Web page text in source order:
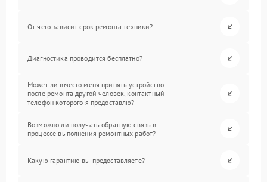
От чего зависит срок ремонта техники?
Диагностика проводится бесплатно?
Может ли вместо меня принять устройство
после ремонта другой человек, контактный
телефон которого я предоставлю?
Возможно ли получать обратную связь в
процессе выполнения ремонтных работ?
Какую гарантию вы предоставляете?